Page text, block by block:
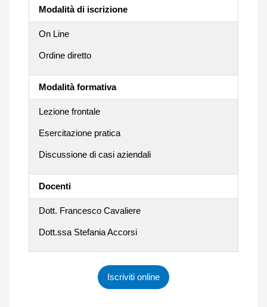
Modalità di iscrizione
On Line
Ordine diretto
Modalità formativa
Lezione frontale
Esercitazione pratica
Discussione di casi aziendali
Docenti
Dott. Francesco Cavaliere
Dott.ssa Stefania Accorsi
Iscriviti online